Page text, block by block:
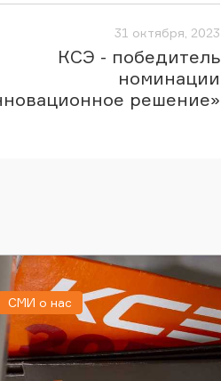
31 октября, 2023
КСЭ - победитель
номинации
решение»
СМИ о нас